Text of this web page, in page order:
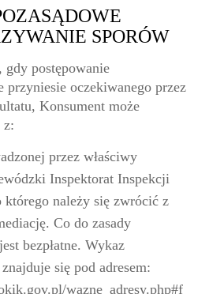
SPORÓW
postępowanie
przyniesie oczekiwanego przez
Konsument może
z:
przez właściwy
Inspektorat Inspekcji
należy się zwrócić z
Co do zasady
bezpłatne. Wykaz
się pod adresem:
wazne_adresy.php#f